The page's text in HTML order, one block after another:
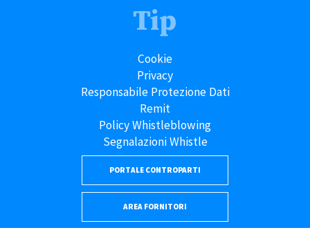
Tip
Cookie
Privacy
Responsabile Protezione Dati
Remit
Policy Whistleblowing
Segnalazioni Whistle
PORTALE CONTROPARTI
AREA FORNITORI